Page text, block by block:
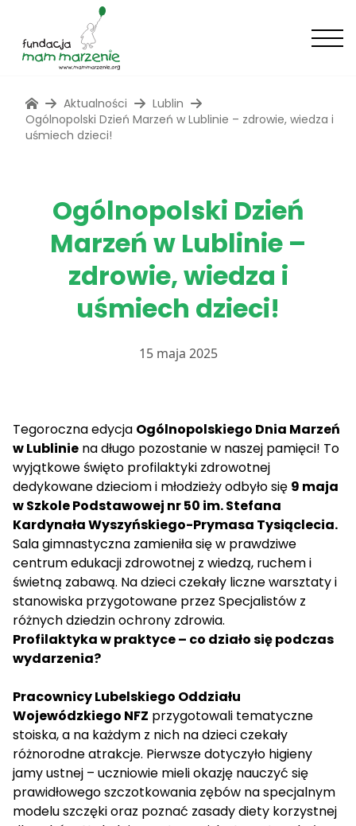
Aktualności
Lublin
Ogólnopolski Dzień Marzeń w Lublinie – zdrowie, wiedza i
uśmiech dzieci!
Ogólnopolski Dzień
Marzeń w Lublinie –
zdrowie, wiedza i
uśmiech dzieci!
15 maja 2025
Tegoroczna edycja Ogólnopolskiego Dnia Marzeń
w Lublinie na długo pozostanie w naszej pamięci! To
wyjątkowe święto profilaktyki zdrowotnej
dedykowane dzieciom i młodzieży odbyło się 9 maja
w Szkole Podstawowej nr 50 im. Stefana
Kardynała Wyszyńskiego-Prymasa Tysiąclecia.
Sala gimnastyczna zamieniła się w prawdziwe
centrum edukacji zdrowotnej z wiedzą, ruchem i
świetną zabawą. Na dzieci czekały liczne warsztaty i
stanowiska przygotowane przez Specjalistów z
różnych dziedzin ochrony zdrowia.
Profilaktyka w praktyce – co działo się podczas
wydarzenia?
Pracownicy Lubelskiego Oddziału
Wojewódzkiego NFZ przygotowali tematyczne
stoiska, a na każdym z nich na dzieci czekały
różnorodne atrakcje. Pierwsze dotyczyło higieny
jamy ustnej – uczniowie mieli okazję nauczyć się
prawidłowego szczotkowania zębów na specjalnym
modelu szczęki oraz poznać zasady diety korzystnej